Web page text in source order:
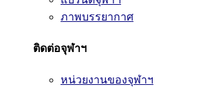
ภาพบรรยากาศ
ติดต่อจุฬาฯ
หน่วยงานของจุฬาฯ